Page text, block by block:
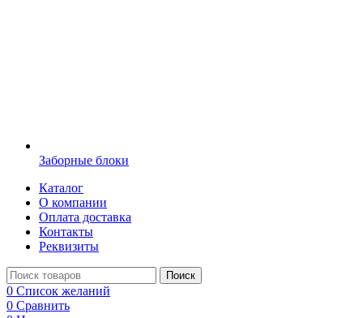
Заборные блоки
Каталог
О компании
Оплата доставка
Контакты
Реквизиты
Поиск
0 Список желаний
0 Сравнить